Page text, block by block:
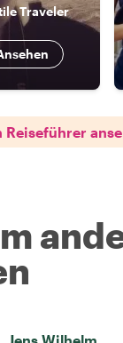
Traveler
Reiseführer